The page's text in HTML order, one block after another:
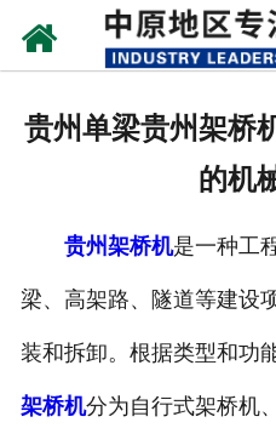
贵州单梁贵州架桥
的机
贵州架桥机是一种工
梁、高架路、隧道等建设
装和拆卸。根据类型和功
架桥机分为自行式架桥机